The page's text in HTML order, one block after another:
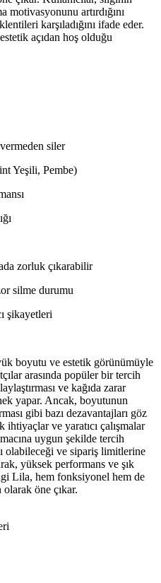
artırdığını
karşıladığını ifade eder.
açıdan hoş olduğu
siler
Yeşili, Pembe)
zorluk çıkarabilir
silme durumu
şikayetleri
boyutu ve estetik görünümüyle
arasında popüler bir tercih
ve kağıda zarar
yapar. Ancak, boyutunun
gibi bazı dezavantajları göz
ve yaratıcı çalışmalar
uygun şekilde tercih
olabileceği ve sipariş limitlerine
yüksek performans ve şık
Lila, hem fonksiyonel hem de
öne çıkar.